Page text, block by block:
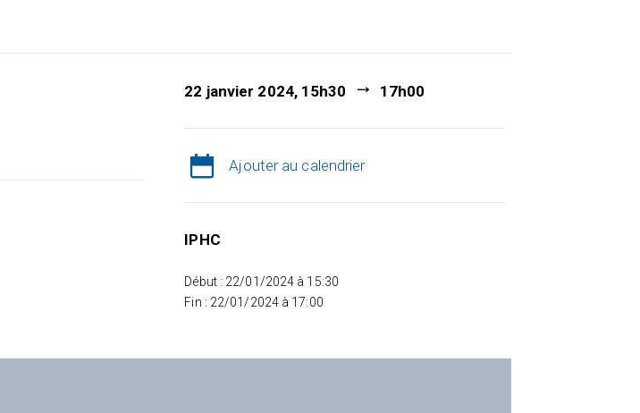
22 janvier 2024, 15h30 17h00
Ajouter au calendrier
IPHC
Début : 22/01/2024 à 15:30
Fin : 22/01/2024 à 17:00